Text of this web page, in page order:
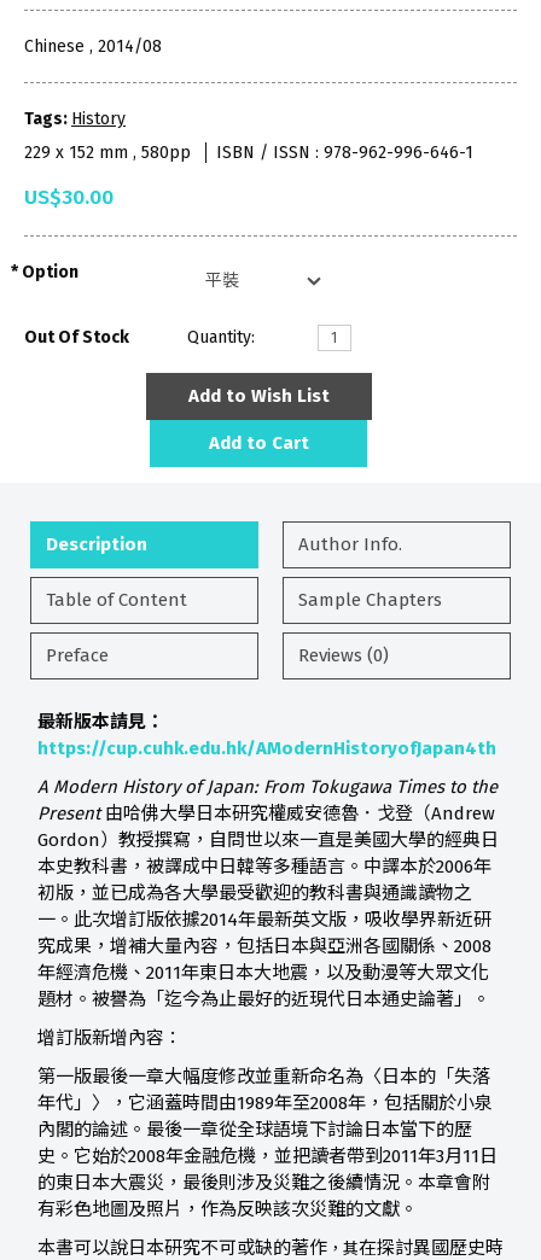
Chinese , 2014/08
Tags: History
229 x 152 mm , 580pp
ISBN / ISSN : 978-962-996-646-1
US$30.00
Option
Out Of Stock Quantity:
Add to Wish List
Add to Cart
Description Author Info.
Table of Content Sample Chapters
Preface Reviews (0)
最新版本請見：
https://cup.cuhk.edu.hk/AModernHistoryofJapan4th
A Modern History of Japan: From Tokugawa Times to the
Present由哈佛大學日本研究權威安德魯．戈登（Andrew
Gordon）教授撰寫，自問世以來一直是美國大學的經典日
本史教科書，被譯成中日韓等多種語言。中譯本於2006年
初版，並已成為各大學最受歡迎的教科書與通識讀物之
一。此次增訂版依據2014年最新英文版，吸收學界新近研
究成果，增補大量內容，包括日本與亞洲各國關係、2008
年經濟危機、2011年東日本大地震，以及動漫等大眾文化
題材。被譽為「迄今為止最好的近現代日本通史論著」。
增訂版新增內容：
第一版最後一章大幅度修改並重新命名為〈日本的「失落
年代」〉，它涵蓋時間由1989年至2008年，包括關於小泉
內閣的論述。最後一章從全球語境下討論日本當下的歷
史。它始於2008年金融危機，並把讀者帶到2011年3月11日
的東日本大震災，最後則涉及災難之後續情況。本章會附
有彩色地圖及照片，作為反映該次災難的文獻。
本書可以說日本研究不可或缺的著作 ，其在探討異國歷史時